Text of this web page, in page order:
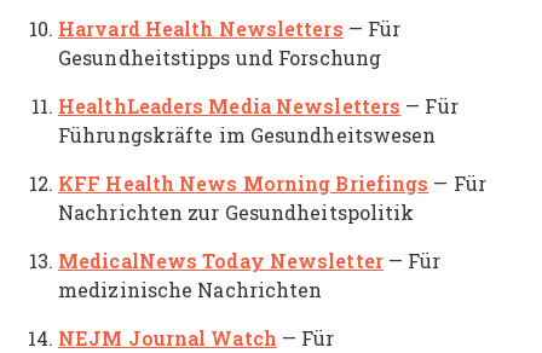
Harvard Health Newsletters — Für
Gesundheitstipps und Forschung
HealthLeaders Media Newsletters — Für
Führungskräfte im Gesundheitswesen
KFF Health News Morning Briefings — Für
Nachrichten zur Gesundheitspolitik
MedicalNews Today Newsletter— Für
medizinische Nachrichten
NEJM Journal Watch — Für